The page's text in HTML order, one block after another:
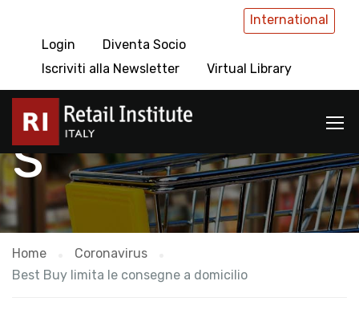
International
Login
Diventa Socio
Iscriviti alla Newsletter
Virtual Library
Coronaviru
s
Home
Coronavirus
Best Buy limita le consegne a domicilio